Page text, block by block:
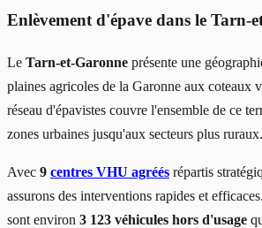
Enlèvement d'épave dans le Tarn-
Le Tarn-et-Garonne présente une
plaines agricoles de la Garonne aux coteaux
réseau d'épavistes couvre l'ensemble de ce
zones urbaines jusqu'aux secteurs plus ruraux.
Avec 9 centres VHU agréés répartis
assurons des interventions rapides et
sont environ 3 123 véhicules hors d'usage